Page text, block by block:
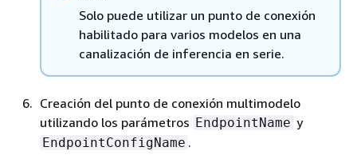
Solo puede utilizar un punto de conexión
habilitado para varios modelos en una
canalización de inferencia en serie.
Creación del punto de conexión multimodelo
utilizando los parámetros EndpointName y
EndpointConfigName .